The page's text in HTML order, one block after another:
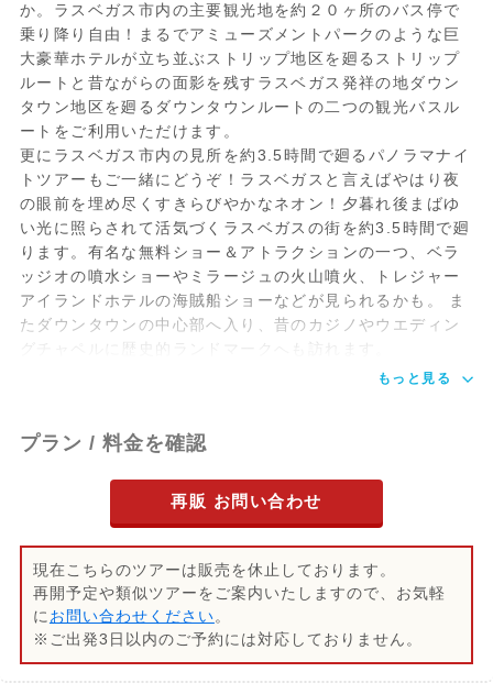
ナイトツアー
所要時間：約3.5時間
運航スケジュール：19:00pm～19:30pm発
発車場所：下記スケジュールにて発車場所
ご確認ください。
ナイトバス運行スケジュール
か。ラスベガス市内の主要観光地を約２０ヶ所のバス停で
乗り降り自由！まるでアミューズメントパークのような巨
大豪華ホテルが立ち並ぶストリップ地区を廻るストリップ
ルートと昔ながらの面影を残すラスベガス発祥の地ダウン
タウン地区を廻るダウンタウンルートの二つの観光バスル
ートをご利用いただけます。
更にラスベガス市内の見所を約3.5時間で廻るパノラマナイ
トツアーもご一緒にどうぞ！ラスベガスと言えばやはり夜
の眼前を埋め尽くすきらびやかなネオン！夕暮れ後まばゆ
い光に照らされて活気づくラスベガスの街を約3.5時間で廻
ります。有名な無料ショー＆アトラクションの一つ、ベラ
ッジオの噴水ショーやミラージュの火山噴火、トレジャー
アイランドホテルの海賊船ショーなどが見られるかも。 ま
たダウンタウンの中心部へ入り、昔のカジノやウエディン
グチャペルに歴史的ランドマークへも訪れます。
もっと見る
プラン / 料金を確認
再販 お問い合わせ
現在こちらのツアーは販売を休止しております。
再開予定や類似ツアーをご案内いたしますので、お気軽
にお問い合わせください。
※ご出発3日以内のご予約には対応しておりません。